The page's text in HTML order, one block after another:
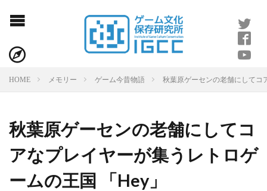
HOME メモリー ゲーム今昔物語 秋葉原ゲーセンの老舗にしてコ
秋葉原ゲーセンの老舗にしてコ
アなプレイヤーが集うレトロゲ
ームの王国 「Hey」